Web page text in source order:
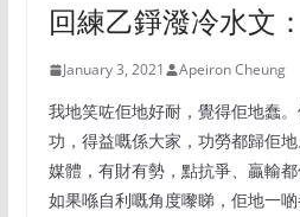
回練乙錚潑冷水文
January 3, 2021 Apeiron Cheung
我地笑咗佢地好耐，覺得佢地蠢
功，得益嘅係大家，功勞都歸佢
媒體，有財有勢，點抗爭、贏輸都
如果喺自利嘅角度嚟睇，佢地一